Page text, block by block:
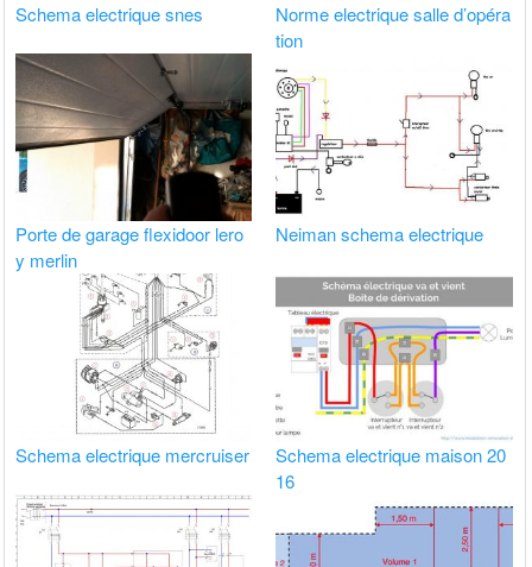
Schema electrique snes
Norme electrique salle d’opéra
tion
Porte de garage flexidoor lero
y merlin
Neiman schema electrique
Schema electrique mercruiser
Schema electrique maison 20
16